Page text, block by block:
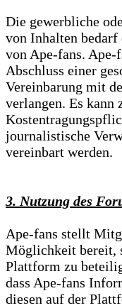
Die gewerbliche
von Inhalten
von Ape-fans.
Abschluss einer
Vereinbarung mit
verlangen. Es kann
journalistische
vereinbart werden.
3. Nutzung des
Ape-fans stellt
Möglichkeit bereit,
Plattform zu
dass Ape-fans
diesen auf der